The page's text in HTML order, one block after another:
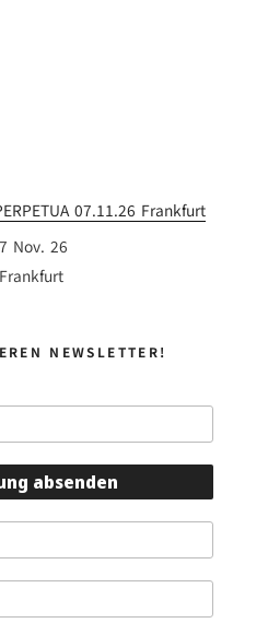
07.11.26 Frankfurt
7 Nov. 26
Frankfurt
NEWSLETTER!